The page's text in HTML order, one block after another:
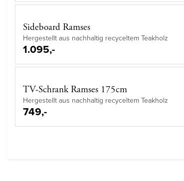
Sideboard Ramses
Hergestellt aus nachhaltig recyceltem Teakholz
1.095,-
TV-Schrank Ramses 175cm
Hergestellt aus nachhaltig recyceltem Teakholz
749,-